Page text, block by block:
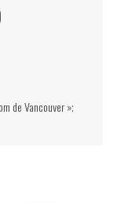
de Vancouver »;